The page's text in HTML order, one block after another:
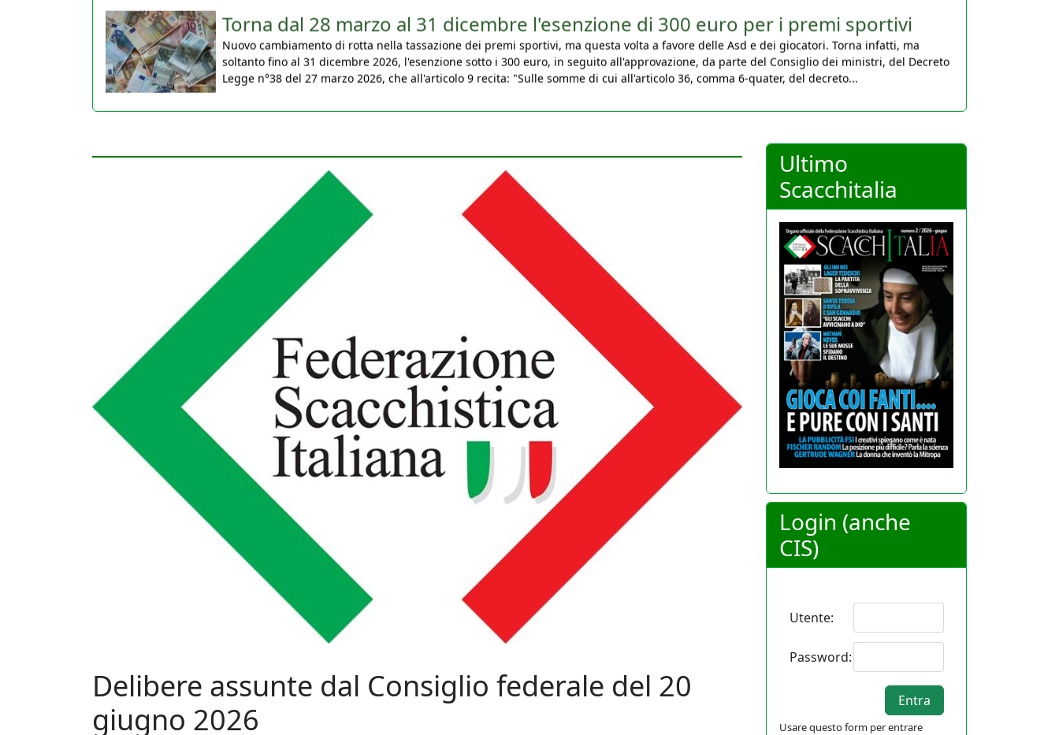
30 Marzo 2026
Nuovo cambiamento di rotta nella tassazione dei premi sportivi, ma questa volta a favore delle Asd e dei giocatori. Torna infatti, ma
soltanto fino al 31 dicembre 2026, l'esenzione sotto i 300 euro, in seguito all'approvazione, da parte del Consiglio dei ministri, del Decreto
Legge n°38 del 27 marzo 2026, che all'articolo 9 recita: "Sulle somme di cui all'articolo 36, comma 6-quater, del decreto...
Delibere assunte dal Consiglio federale del 20
giugno 2026
Ultimo
Scacchitalia
Login (anche
CIS)
Utente:
Password:
Usare questo form per entrare